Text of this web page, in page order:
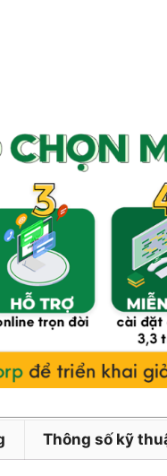
Thông số kỹ